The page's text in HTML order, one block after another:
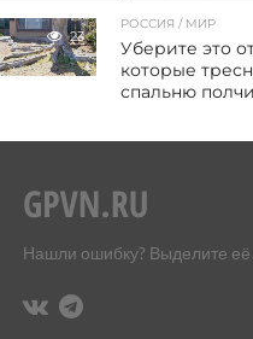
23
РОССИЯ / МИР
Уберите это
которые
спальню
Нашли ошибку? Выделите